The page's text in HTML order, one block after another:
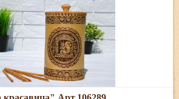
Подробнее